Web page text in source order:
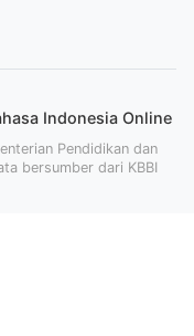
Indonesia Online
Pendidikan dan
bersumber dari KBBI